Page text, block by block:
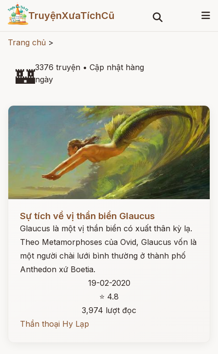
TruyệnXưaTíchCũ
Trang chủ >
🏰3376 truyện • Cập nhật hàng
ngày
Sự tích về vị thần biển Glaucus
Glaucus là một vị thần biển có xuất thân kỳ lạ.
Theo Metamorphoses của Ovid, Glaucus vốn là
một người chài lưới bình thường ở thành phố
Anthedon xứ Boetia.
19-02-2020
⭐ 4.8
3,974 lượt đọc
Thần thoại Hy Lạp